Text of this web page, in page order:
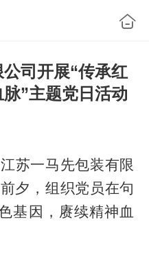
司开展“传承红
”主题党日活动
苏一马先包装有限
夕，组织党员在句
基因，赓续精神血